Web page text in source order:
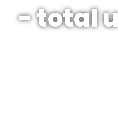
- total